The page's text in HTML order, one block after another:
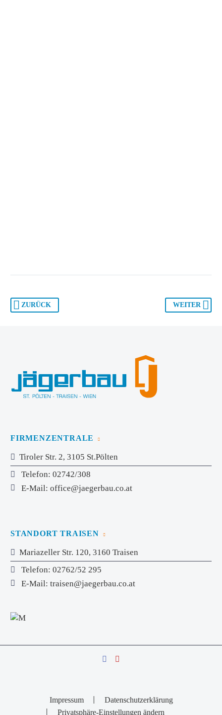
ZURÜCK WEITER
FIRMENZENTRALE
Tiroler Str. 2, 3105 St.Pölten
Telefon: 02742/308
E-Mail: office@jaegerbau.co.at
STANDORT TRAISEN
Mariazeller Str. 120, 3160 Traisen
Telefon: 02762/52 295
E-Mail: traisen@jaegerbau.co.at
Impressum
Datenschutzerklärung
Privatsphäre-Einstellungen ändern